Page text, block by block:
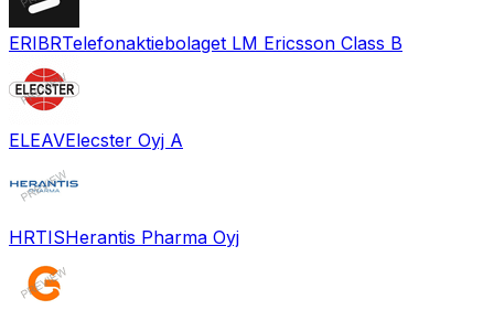
ERIBRTelefonaktiebolaget LM Ericsson Class B
ELEAVElecster Oyj A
HRTISHerantis Pharma Oyj